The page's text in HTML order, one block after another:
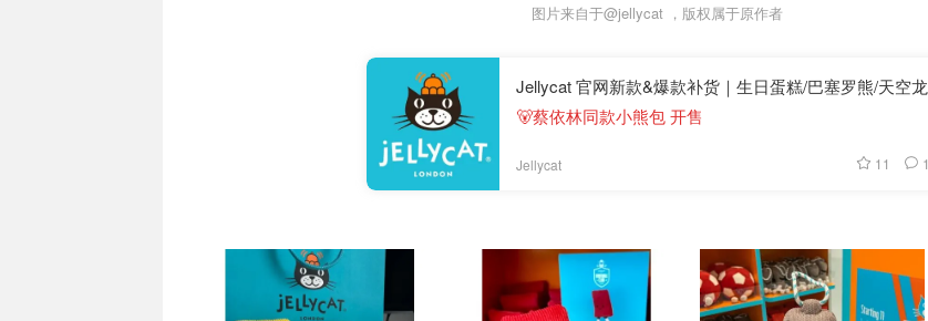
图片来自于@jellycat ，版权属于原作者
Jellycat 官网新款&爆款补货｜生日蛋糕/巴塞罗熊/天空龙
🐻蔡依林同款小熊包 开售
Jellycat 11 1